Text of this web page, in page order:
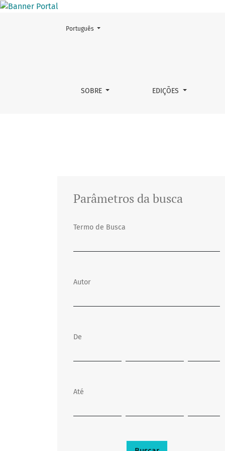
Buscar
SOBRE EDIÇÕES
Mudar o idioma. O atual é:
Português
Parâmetros da busca
Termo de Busca
Autor
De
Até